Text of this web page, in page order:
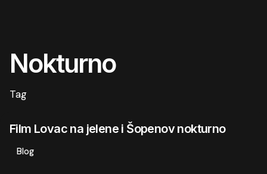
Nokturno
Tag
Film Lovac na jelene i Šopenov nokturno
Blog